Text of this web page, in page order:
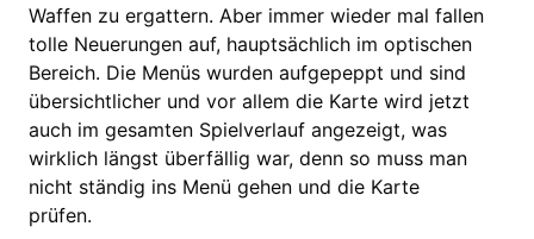
Waffen zu ergattern. Aber immer wieder mal fallen
tolle Neuerungen auf, hauptsächlich im optischen
Bereich. Die Menüs wurden aufgepeppt und sind
übersichtlicher und vor allem die Karte wird jetzt
auch im gesamten Spielverlauf angezeigt, was
wirklich längst überfällig war, denn so muss man
nicht ständig ins Menü gehen und die Karte
prüfen.